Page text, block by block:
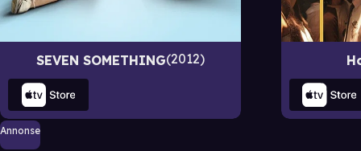
SEVEN SOMETHING 2012
Annonse